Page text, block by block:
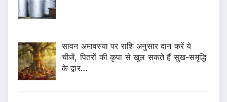
सावन अमावस्या पर राशि अनुसार दान करें ये
चीजें, पितरों की कृपा से खुल सकते हैं सुख-समृद्धि
के द्वार…